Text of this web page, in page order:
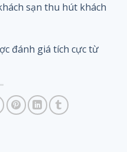
sạn thu hút khách
đánh giá tích cực từ